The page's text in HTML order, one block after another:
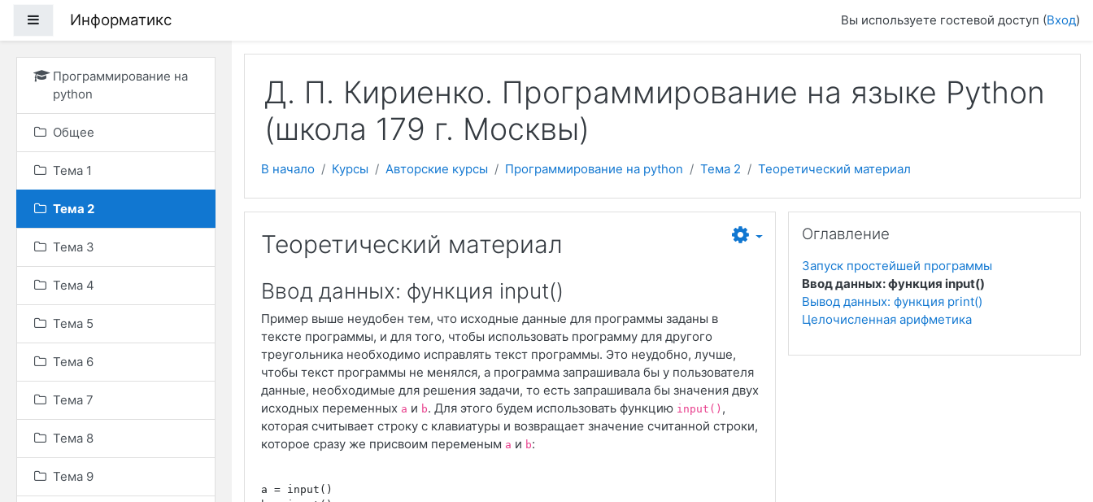
Боковая панель
Информатикс Вы используете гостевой доступ (Вход)
Программирование на
python
Общее
Тема 1
Тема 2
Тема 3
Тема 4
Тема 5
Тема 6
Тема 7
Тема 8
Тема 9
Д. П. Кириенко. Программирование на языке Python
(школа 179 г. Москвы)
В начало Курсы Авторские курсы Программирование на python Тема 2 Теоретический материал
Теоретический материал
Ввод данных: функция input()
Пример выше неудобен тем, что исходные данные для программы заданы в
тексте программы, и для того, чтобы использовать программу для другого
треугольника необходимо исправлять текст программы. Это неудобно, лучше,
чтобы текст программы не менялся, а программа запрашивала бы у пользователя
данные, необходимые для решения задачи, то есть запрашивала бы значения двух
исходных переменных a и b. Для этого будем использовать функцию input() ,
которая считывает строку с клавиатуры и возвращает значение считанной строки,
которое сразу же присвоим переменым a и b:
a = input()
Оглавление
Запуск простейшей программы
Ввод данных: функция input()
Вывод данных: функция print()
Целочисленная арифметика